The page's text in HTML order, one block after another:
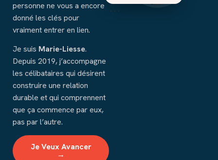
personne ne vous a encore
donné les clés pour
vraiment entrer en lien.
Je suis Marie-Liesse.
Depuis 2019, j’accompagne
les célibataires qui désirent
construire une relation
durable et qui comprennent
que ça commence par eux,
pas par l’autre.
Je Veux Avancer
→
```